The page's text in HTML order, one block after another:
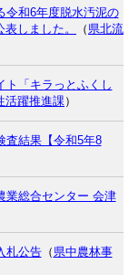
令和6年度脱水汚泥の
しました。
（ 県北流
ト「キラっとふくし
活躍推進課）
査結果【令和5年8
業総合センター 会津
札公告（ 県中農林事